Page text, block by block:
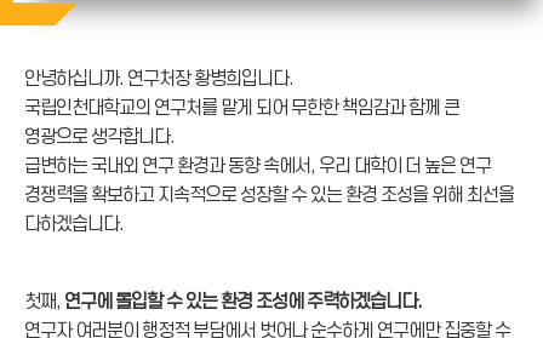
안녕하십니까. 연구처장 황병희입니다.
국립인천대학교의 연구처를 맡게 되어 무한한 책임감과 함께 큰
영광으로 생각합니다.
급변하는 국내외 연구 환경과 동향 속에서, 우리 대학이 더 높은 연구
경쟁력을 확보하고 지속적으로 성장할 수 있는 환경 조성을 위해 최선을
다하겠습니다.
첫째, 연구에 몰입할 수 있는 환경 조성에 주력하겠습니다.
연구자 여러분이 행정적 부담에서 벗어나 순수하게 연구에만 집중할 수